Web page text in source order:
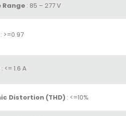
: 85 – 277 V
>=0.97
: <= 1.6 A
Distortion (THD) : <=10%